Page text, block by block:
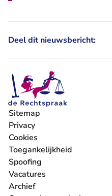
Deel dit nieuwsbericht:
Sitemap
Privacy
Cookies
Toegankelijkheid
Spoofing
Vacatures
- U verlaat Rechtspraak.nl
Archief